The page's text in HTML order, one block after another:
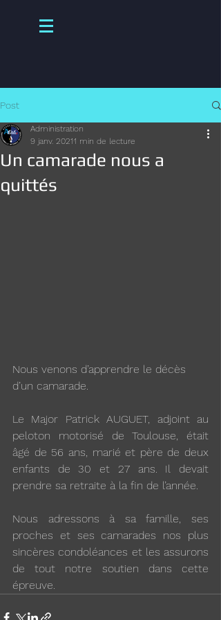
Post
Un camarade nous a
quittés
Administration
9 janv. 20211 min de lecture
Nous venons d’apprendre le décès
d’un camarade.
Le Major Patrick AUGUET, adjoint au
peloton motorisé de Toulouse, était
âgé de 56 ans, marié et père de deux
enfants de 30 et 27 ans. Il devait
prendre sa retraite à la fin de l’année.
Nous adressons à sa famille, ses
proches et ses camarades nos plus
sincères condoléances et les assurons
de tout notre soutien dans cette
épreuve.